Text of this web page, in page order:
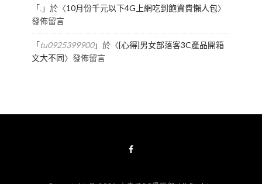
「.」於〈10月份千元以下4G上網吃到飽資費懶人包〉
發佈留言
「tu0925399900」於〈[心得]男女部落客3C產品開箱
文大不同〉發佈留言